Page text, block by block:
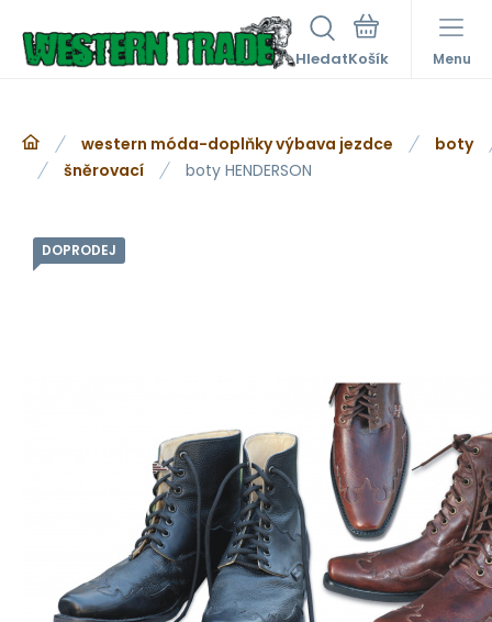
Hledat Menu
western móda-doplňky výbava jezdce
boty
šněrovací
boty HENDERSON
DOPRODEJ